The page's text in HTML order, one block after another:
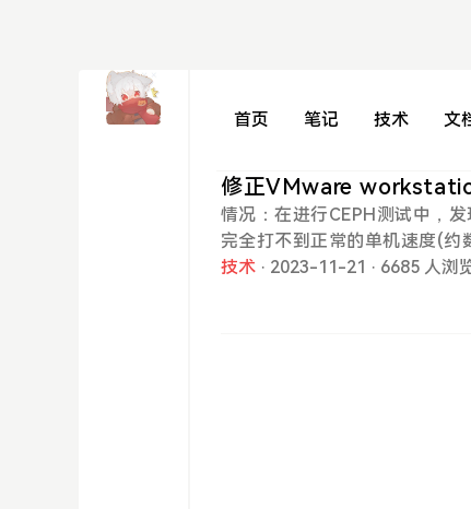
首页 笔记 技术 文
修正VMware
情况：在进行CEPH测试中，
完全打不到正常的单机速度(约
的解决方案研究:STFW一段时
技术 · 2023-11-21 · 6685 人浏